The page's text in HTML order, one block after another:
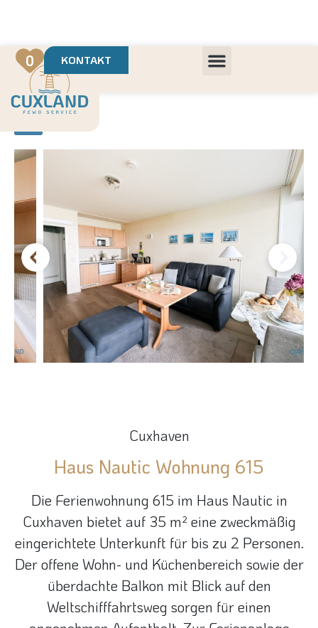
0 KONTAKT
Cuxhaven
Haus Nautic Wohnung 615
Die Ferienwohnung 615 im Haus Nautic in
Cuxhaven bietet auf 35 m² eine zweckmäßig
eingerichtete Unterkunft für bis zu 2 Personen.
Der offene Wohn- und Küchenbereich sowie der
überdachte Balkon mit Blick auf den
Weltschifffahrtsweg sorgen für einen